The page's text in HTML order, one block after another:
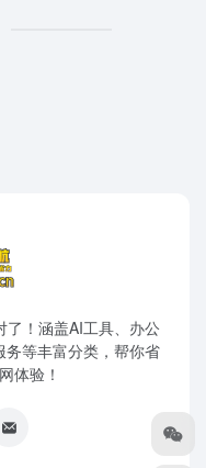
了！涵盖AI工具、办公
等丰富分类，帮你省
体验！